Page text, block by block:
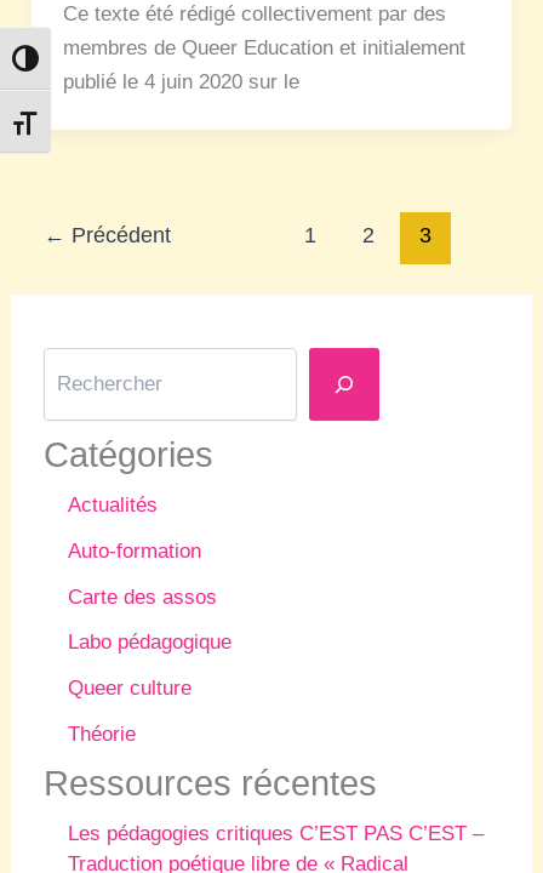
Passer en contraste élevé
Changer la taille de la police
Ce texte été rédigé collectivement par des
membres de Queer Education et initialement
publié le 4 juin 2020 sur le
← Précédent 1 2 3
e
Catégories
Actualités
Auto-formation
Carte des assos
Labo pédagogique
Queer culture
Théorie
Ressources récentes
Les pédagogies critiques C’EST PAS C’EST –
Traduction poétique libre de « Radical